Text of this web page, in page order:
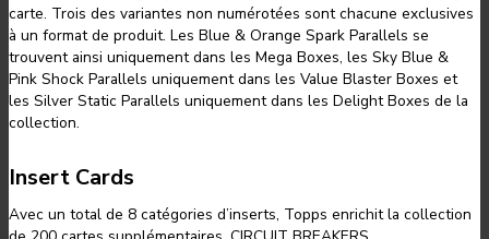
carte. Trois des variantes non numérotées sont chacune exclusives
à un format de produit. Les Blue & Orange Spark Parallels se
trouvent ainsi uniquement dans les Mega Boxes, les Sky Blue &
Pink Shock Parallels uniquement dans les Value Blaster Boxes et
les Silver Static Parallels uniquement dans les Delight Boxes de la
collection.
Insert Cards
Avec un total de 8 catégories d’inserts, Topps enrichit la collection